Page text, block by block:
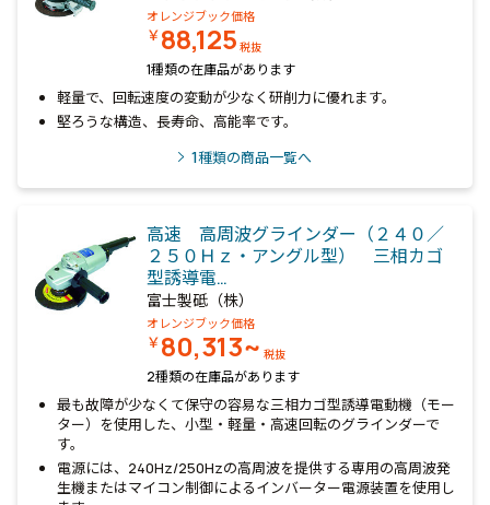
オレンジブック価格
￥88,125 税抜
1種類の在庫品があります
軽量で、回転速度の変動が少なく研削力に優れます。
堅ろうな構造、長寿命、高能率です。
1種類の商品一覧へ
高速 高周波グラインダー（２４０／
２５０Ｈｚ・アングル型） 三相カゴ
型誘導電…
富士製砥（株）
オレンジブック価格
￥80,313~ 税抜
2種類の在庫品があります
最も故障が少なくて保守の容易な三相カゴ型誘導電動機（モー
ター）を使用した、小型・軽量・高速回転のグラインダーで
す。
電源には、240Hz/250Hzの高周波を提供する専用の高周波発
生機またはマイコン制御によるインバーター電源装置を使用し